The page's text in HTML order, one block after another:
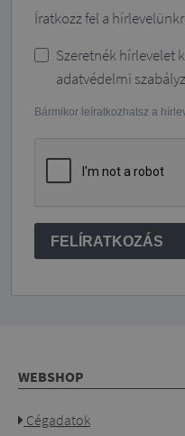
Íratkozz fel a
Szeretnék hírlevelet
adatvédelmi
Bármikor leíratkozhatsz a
FELÍRATKOZÁS
WEBSHOP
Cégadatok